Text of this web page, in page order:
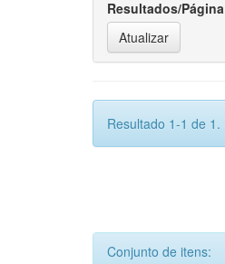
Resultados/Página
Resultado 1-1 de 1.
Conjunto de itens: